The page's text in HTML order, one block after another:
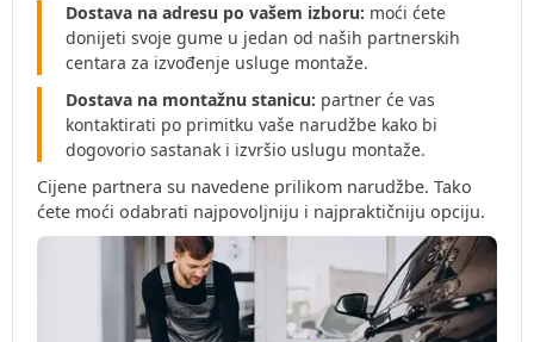
Dostava na adresu po vašem izboru: moći ćete
donijeti svoje gume u jedan od naših partnerskih
centara za izvođenje usluge montaže.
Dostava na montažnu stanicu: partner će vas
kontaktirati po primitku vaše narudžbe kako bi
dogovorio sastanak i izvršio uslugu montaže.
Cijene partnera su navedene prilikom narudžbe. Tako
ćete moći odabrati najpovoljniju i najpraktičniju opciju.